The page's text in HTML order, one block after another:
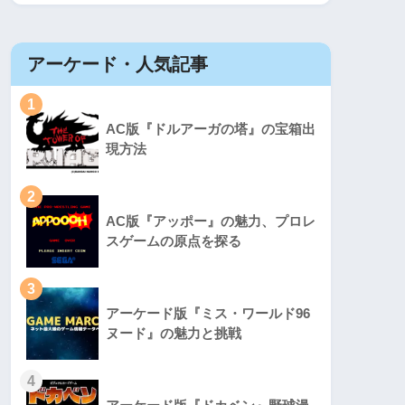
アーケード・人気記事
1
AC版『ドルアーガの塔』の宝箱出
現方法
2
AC版『アッポー』の魅力、プロレ
スゲームの原点を探る
3
アーケード版『ミス・ワールド96
ヌード』の魅力と挑戦
4